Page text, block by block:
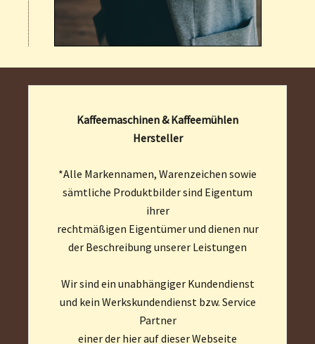
Kaffeemaschinen & Kaffeemühlen
Hersteller
*Alle Markennamen, Warenzeichen sowie
sämtliche Produktbilder sind Eigentum
ihrer
rechtmäßigen Eigentümer und dienen nur
der Beschreibung unserer Leistungen
Wir sind ein unabhängiger Kundendienst
und kein Werkskundendienst bzw. Service
Partner
einer der hier auf dieser Webseite